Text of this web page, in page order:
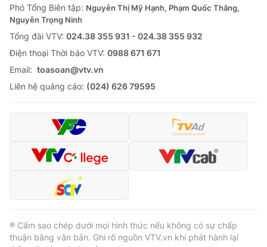
Thị trường
Tư vấn
Lịch phát sóng
Chuyên mục khác
Emagazine Podcast
Video Shorts video
VTV Money
VTV Sức khoẻ Bất động sản
Phó Tổng Biên tập: Nguyễn Thị Mỹ Hạnh, Phạm Quốc Thắng,
Nguyễn Trọng Ninh
Tổng đài VTV: 024.38 355 931 - 024.38 355 932
Ðiện thoại Thời báo VTV: 0988 671 671
Email: toasoan@vtv.vn
Liên hệ quảng cáo: (024) 626 79595
® Cấm sao chép dưới mọi hình thức nếu không có sự chấp
thuận bằng văn bản. Ghi rõ nguồn VTV.vn khi phát hành lại